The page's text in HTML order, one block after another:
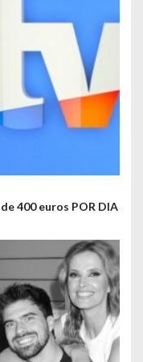
400 euros POR DIA